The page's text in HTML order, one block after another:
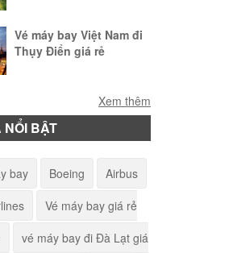
Vé máy bay Việt Nam đi
Thụy Điển giá rẻ
Vé máy bay Huế đi Phú
Quốc giá rẻ
Tehran
Vũng Tàu giá rẻ
Xem thêm
NỔI BẬT
bay Boeing
Airbus
Vé máy bay giá rẻ
vé máy bay đi Đà Lạt giá